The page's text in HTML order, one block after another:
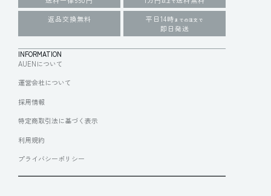
以上で
返品交換無料
平日14時 までの注文で
即日発送
INFORMATION
AUENについて
運営会社について
採用情報
特定商取引法に基づく表示
利用規約
プライバシーポリシー